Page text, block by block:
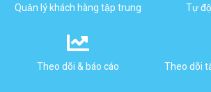
Quản lý khách hàng tập trung Tự
Theo dõi & báo cáo Theo dõi